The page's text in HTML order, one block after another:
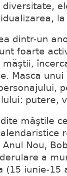
dintr-un
foarte
Masca
putere,
măştile
Nou,
a
(15 iunie-15